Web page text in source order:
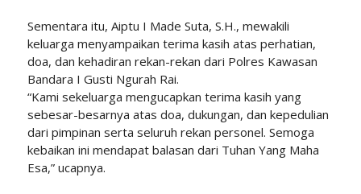
Sementara itu, Aiptu I Made Suta, S.H., mewakili
keluarga menyampaikan terima kasih atas perhatian,
doa, dan kehadiran rekan-rekan dari Polres Kawasan
Bandara I Gusti Ngurah Rai.
“Kami sekeluarga mengucapkan terima kasih yang
sebesar-besarnya atas doa, dukungan, dan kepedulian
dari pimpinan serta seluruh rekan personel. Semoga
kebaikan ini mendapat balasan dari Tuhan Yang Maha
Esa,” ucapnya.